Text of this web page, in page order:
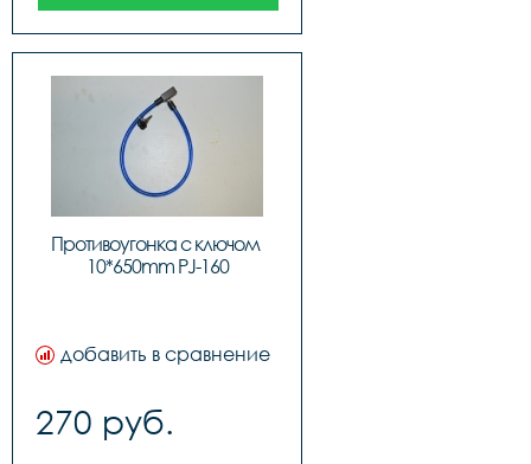
Противоугонка с ключом
10*650mm PJ-160
добавить в сравнение
270 руб.